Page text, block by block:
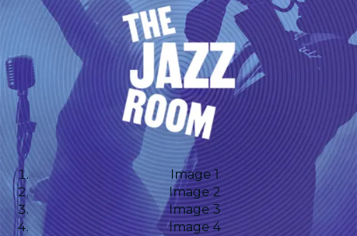
Image 1
Image 2
Image 3
Image 4